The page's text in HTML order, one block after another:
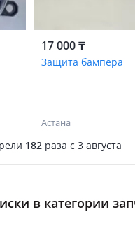
17 000 ₸
Защита бампера
Астана
182 раза c 3 августа
в категории